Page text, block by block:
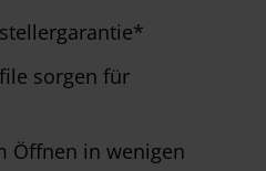
sorgen für
Öffnen in wenigen